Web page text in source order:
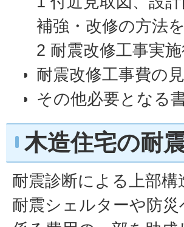
補強・改修の方法
2 耐震改修工事実
耐震改修工事費の
その他必要となる
木造住宅の耐
耐震診断による上部
耐震シェルターや防